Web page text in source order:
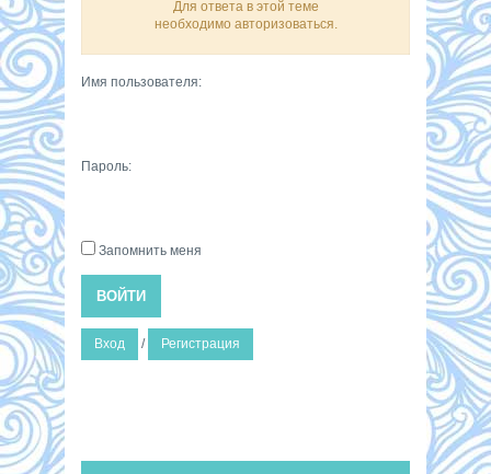
Для ответа в этой теме
необходимо авторизоваться.
Имя пользователя:
Пароль:
Запомнить меня
ВОЙТИ
Вход / Регистрация